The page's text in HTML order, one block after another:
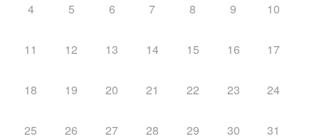
4 5 6 7 8 9 10
11 12 13 14 15 16 17
18 19 20 21 22 23 24
25 26 27 28 29 30 31